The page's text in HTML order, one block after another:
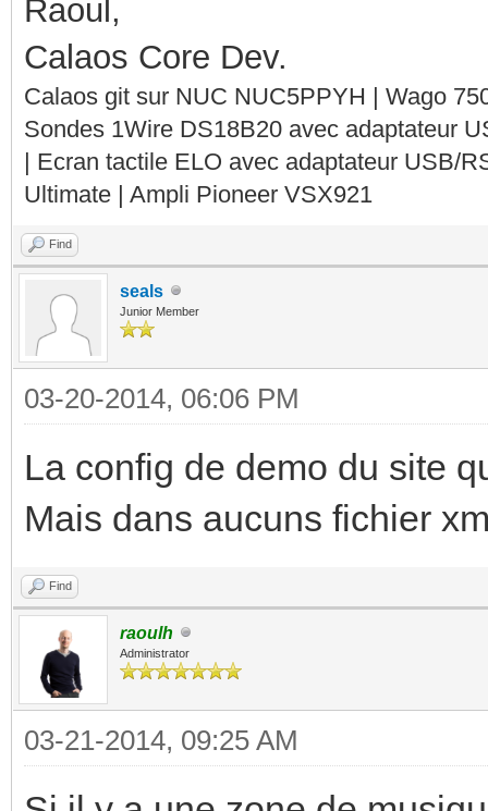
Raoul,
Calaos Core Dev.
Calaos git sur NUC NUC5PPYH | Wago
Sondes 1Wire DS18B20 avec adaptateur
| Ecran tactile ELO avec adaptateur USB/
Ultimate | Ampli Pioneer VSX921
Find
seals
Junior Member
03-20-2014, 06:06 PM
La config de demo du site
Mais dans aucuns fichier
Find
raoulh
Administrator
03-21-2014, 09:25 AM